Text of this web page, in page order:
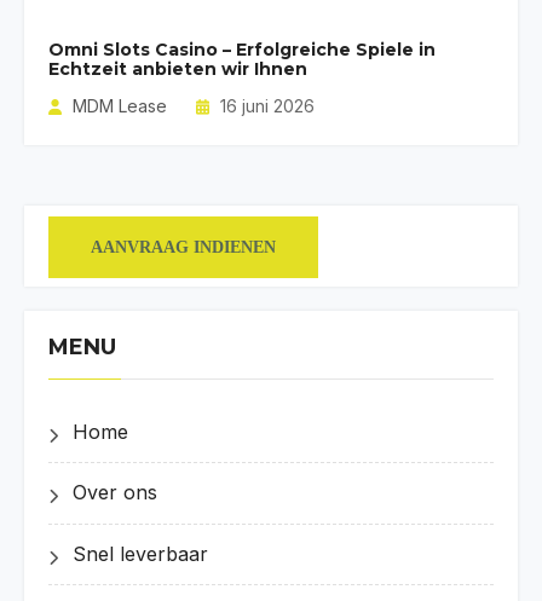
Omni Slots Casino – Erfolgreiche Spiele in
Echtzeit anbieten wir Ihnen
MDM Lease 16 juni 2026
AANVRAAG INDIENEN
MENU
Home
Over ons
Snel leverbaar